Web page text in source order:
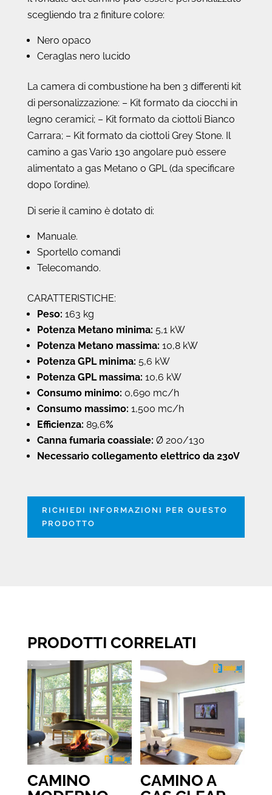
scegliendo tra 2 finiture colore:
Nero opaco
Ceraglas nero lucido
La camera di combustione ha ben 3 differenti kit
di personalizzazione: – Kit formato da ciocchi in
legno ceramici; – Kit formato da ciottoli Bianco
Carrara; – Kit formato da ciottoli Grey Stone. Il
camino a gas Vario 130 angolare può essere
alimentato a gas Metano o GPL (da specificare
dopo l’ordine).
Di serie il camino è dotato di:
Manuale.
Sportello comandi
Telecomando.
CARATTERISTICHE:
Peso: 163 kg
Potenza Metano minima: 5,1 kW
Potenza Metano massima: 10,8 kW
Potenza GPL minima: 5,6 kW
Potenza GPL massima: 10,6 kW
Consumo minimo: 0,690 mc/h
Consumo massimo: 1,500 mc/h
Efficienza: 89,6%
Canna fumaria coassiale: Ø 200/130
Necessario collegamento elettrico da 230V
RICHIEDI INFORMAZIONI PER QUESTO
PRODOTTO
PRODOTTI CORRELATI
CAMINO
CAMINO A